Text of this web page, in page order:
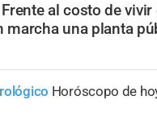
Frente al costo de vivir
marcha una planta
Horóscopo de